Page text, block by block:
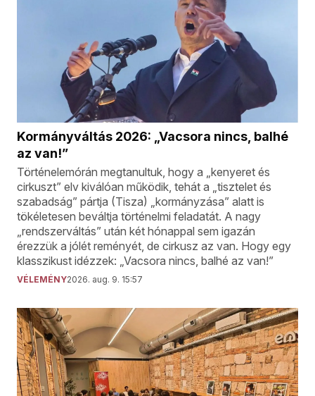
Kormányváltás 2026: „Vacsora nincs, balhé
az van!”
Történelemórán megtanultuk, hogy a „kenyeret és
cirkuszt” elv kiválóan működik, tehát a „tisztelet és
szabadság” pártja (Tisza) „kormányzása” alatt is
tökéletesen beváltja történelmi feladatát. A nagy
„rendszerváltás” után két hónappal sem igazán
érezzük a jólét reményét, de cirkusz az van. Hogy egy
klasszikust idézzek: „Vacsora nincs, balhé az van!”
VÉLEMÉNY2026. aug. 9. 15:57